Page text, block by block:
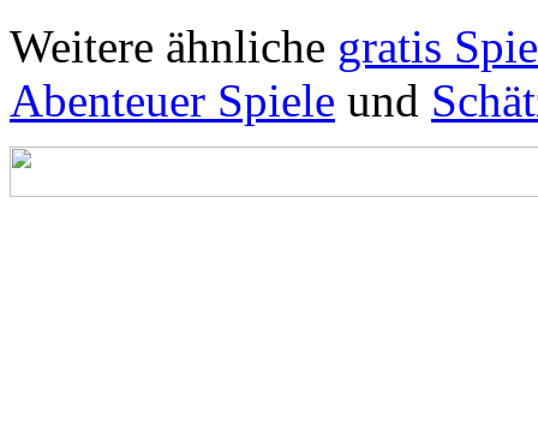
Weitere ähnliche gratis
Abenteuer Spiele und